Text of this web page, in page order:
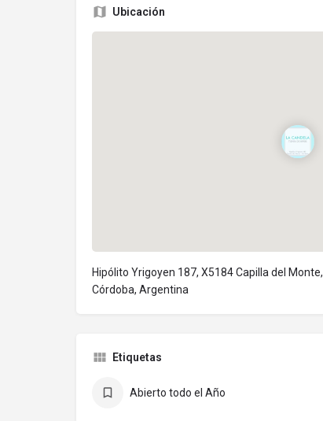
Ubicación
Hipólito Yrigoyen 187, X5184 Capilla del Monte,
Córdoba, Argentina
Etiquetas
Abierto todo el Año